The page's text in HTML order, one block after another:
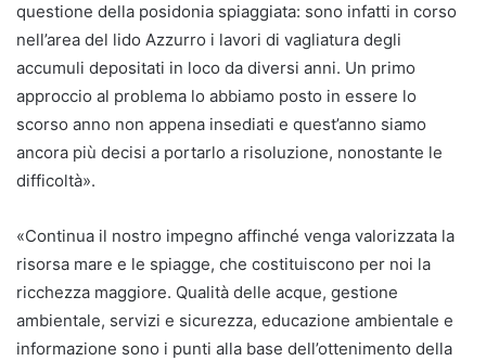
questione della posidonia spiaggiata: sono infatti in corso
nell’area del lido Azzurro i lavori di vagliatura degli
accumuli depositati in loco da diversi anni. Un primo
approccio al problema lo abbiamo posto in essere lo
scorso anno non appena insediati e quest’anno siamo
ancora più decisi a portarlo a risoluzione, nonostante le
difficoltà».
«Continua il nostro impegno affinché venga valorizzata la
risorsa mare e le spiagge, che costituiscono per noi la
ricchezza maggiore. Qualità delle acque, gestione
ambientale, servizi e sicurezza, educazione ambientale e
informazione sono i punti alla base dell’ottenimento della